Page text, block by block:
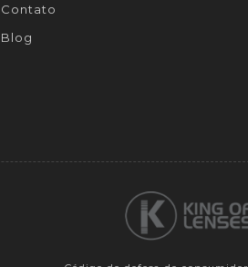
Contato
Blog